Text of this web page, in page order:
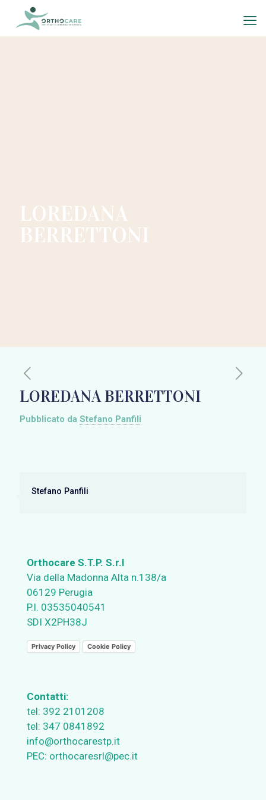
LOREDANA
BERRETTONI
LOREDANA BERRETTONI
Pubblicato da Stefano Panfili
Stefano Panfili
Orthocare S.T.P. S.r.l
Via della Madonna Alta n.138/a
06129 Perugia
P.I. 03535040541
SDI X2PH38J
Privacy Policy Cookie Policy
Contatti:
tel: 392 2101208
tel: 347 0841892
info@orthocarestp.it
PEC: orthocaresrl@pec.it